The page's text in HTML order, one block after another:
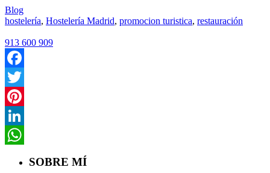
Blog
hostelería, Hostelería Madrid, promocion turistica, restauración
913 600 909
Facebook
Twitter
Pinterest
LinkedIn
SOBRE MÍ